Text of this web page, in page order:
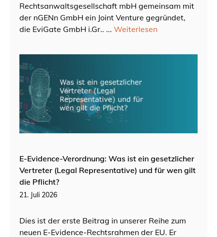
Rechtsanwaltsgesellschaft mbH gemeinsam mit
der nGENn GmbH ein Joint Venture gegründet,
die EviGate GmbH i.Gr.. ... Weiterlesen
E-Evidence-Verordnung: Was ist ein gesetzlicher
Vertreter (Legal Representative) und für wen gilt
die Pflicht?
21. Juli 2026
Dies ist der erste Beitrag in unserer Reihe zum
neuen E-Evidence-Rechtsrahmen der EU. Er